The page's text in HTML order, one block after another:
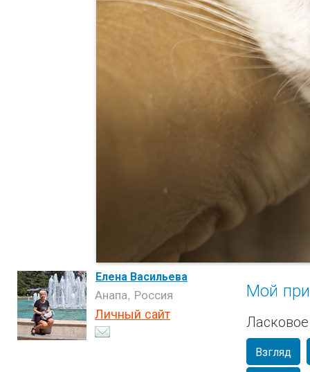
Елена Васильева
Анапа, Россия
Личный сайт
Мой
Взгляд